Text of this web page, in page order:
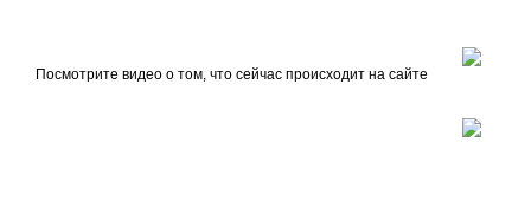
Посмотрите видео о том, что сейчас происходит на сайте